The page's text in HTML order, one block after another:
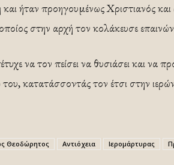
ήταν προηγουμένως Χριστιανός
στην αρχή τον κολάκευσε
να τον πείσει να θυσιάσει και να
κατατάσσοντάς τον έτσι στην
Θεοδώρητος Αντιόχεια Ιερομάρτυρας